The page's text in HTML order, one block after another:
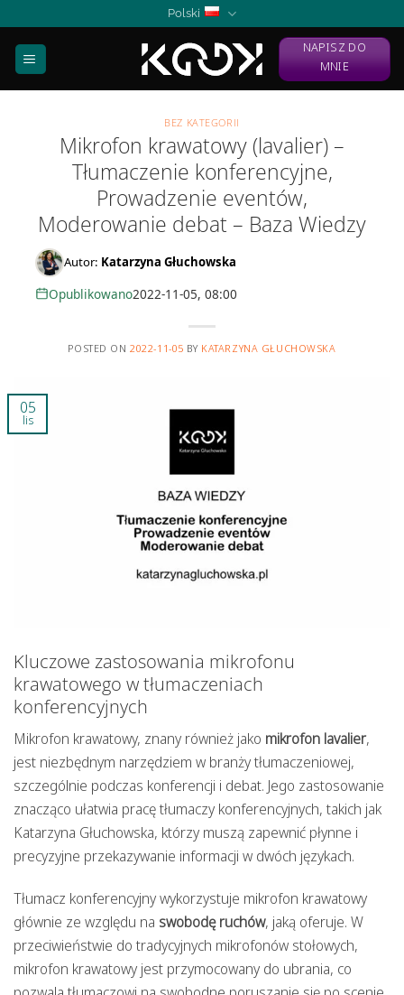
content
Polski
NAPISZ DO
MNIE
BEZ KATEGORII
Mikrofon krawatowy (lavalier) –
Tłumaczenie konferencyjne,
Prowadzenie eventów,
Moderowanie debat – Baza Wiedzy
Autor: Katarzyna Głuchowska
Opublikowano2022-11-05, 08:00
POSTED ON2022-11-05 BY KATARZYNA GŁUCHOWSKA
05
lis
Kluczowe zastosowania mikrofonu
krawatowego w tłumaczeniach
konferencyjnych
Mikrofon krawatowy, znany również jako mikrofon lavalier,
jest niezbędnym narzędziem w branży tłumaczeniowej,
szczególnie podczas konferencji i debat. Jego zastosowanie
znacząco ułatwia pracę tłumaczy konferencyjnych, takich jak
Katarzyna Głuchowska, którzy muszą zapewnić płynne i
precyzyjne przekazywanie informacji w dwóch językach.
Tłumacz konferencyjny wykorzystuje mikrofon krawatowy
głównie ze względu na swobodę ruchów, jaką oferuje. W
przeciwieństwie do tradycyjnych mikrofonów stołowych,
mikrofon krawatowy jest przymocowany do ubrania, co